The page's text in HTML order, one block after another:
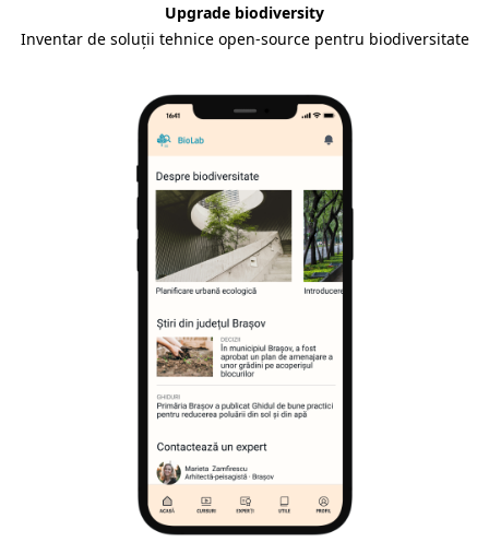
Upgrade biodiversity
Inventar de soluții tehnice open-source pentru biodiversitate